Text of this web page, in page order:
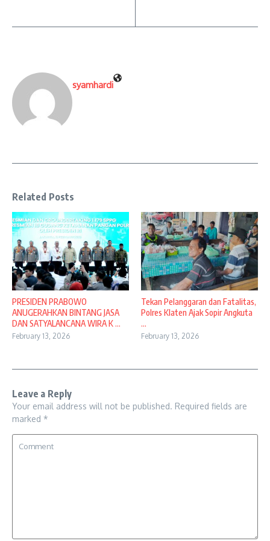
syamhardi
Related Posts
PRESIDEN PRABOWO
ANUGERAHKAN BINTANG JASA
DAN SATYALANCANA WIRA K ...
February 13, 2026
Tekan Pelanggaran dan Fatalitas,
Polres Klaten Ajak Sopir Angkuta
...
February 13, 2026
Leave a Reply
Your email address will not be published. Required fields are
marked *